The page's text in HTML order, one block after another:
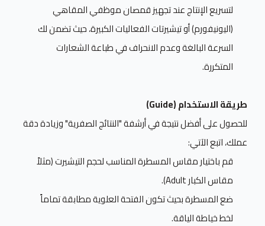
لتسريع الإنتاج عند تجهيز قمصان موظفي المقاهي
(اليونيفورم) أو تيشيرتات الفعاليات الكبيرة، حيث تضمن لك
السرعة البالغة وعدم الانحراف في طباعة الشعارات
المتكررة.
طريقة الاستخدام (Guide)
للحصول على أفضل نتيجة في أرشفة "النتائج الصفرية" وزيادة دقة
عملك، اتبع الآتي:
قم باختيار مقاس المسطرة المناسب لحجم التيشيرت (مثلاً
مقاس الكبار Adult).
ضع المسطرة بحيث تكون الفتحة العلوية مطابقة تماماً
لخط خياطة الياقة.